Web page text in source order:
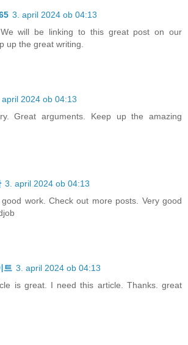
3. april 2024 ob 04:13
will be linking to this great post on our
up the great writing.
april 2024 ob 04:13
Great arguments. Keep up the amazing
3. april 2024 ob 04:13
work. Check out more posts. Very good
트 3. april 2024 ob 04:13
is great. I need this article. Thanks. great